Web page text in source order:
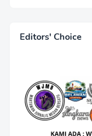
Editors' Choice